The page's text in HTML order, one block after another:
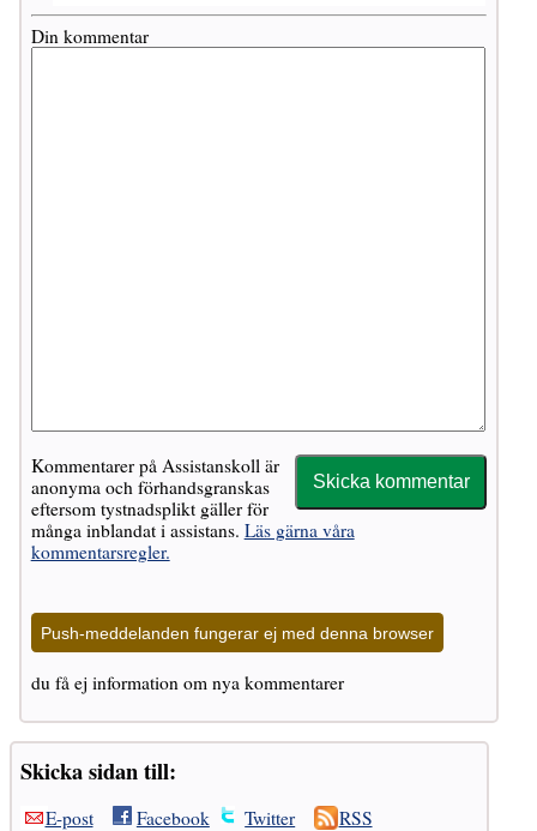
Din kommentar
Kommentarer på Assistanskoll är
anonyma och förhandsgranskas
eftersom tystnadsplikt gäller för
många inblandat i assistans. Läs gärna våra
kommentarsregler.
Push-meddelanden fungerar ej med denna browser
du få ej information om nya kommentarer
Skicka sidan till:
E-post Facebook Twitter RSS